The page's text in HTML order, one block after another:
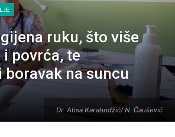
Dr. Alisa Karahodžić/ N. Čaušević
ruku, što više
i povrća, te
boravak na suncu